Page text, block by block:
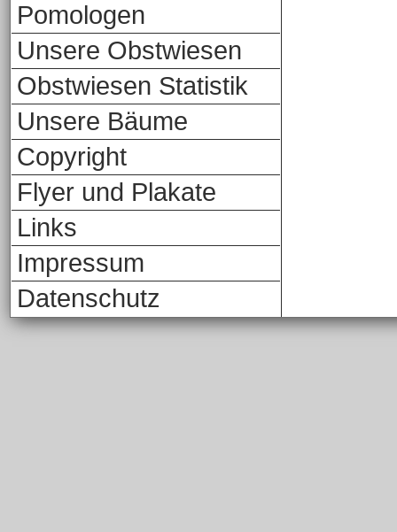
Pomologen
Unsere Obstwiesen
Obstwiesen Statistik
Unsere Bäume
Copyright
Flyer und Plakate
Links
Impressum
Datenschutz